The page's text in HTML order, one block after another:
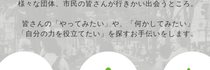
様々な団体、市民の皆さんが行きかい出会うところ。
皆さんの「やってみたい」や、「何かしてみたい」
「自分の力を役立てたい」を探すお手伝いをします。